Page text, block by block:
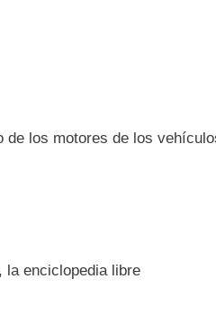
de los motores de los